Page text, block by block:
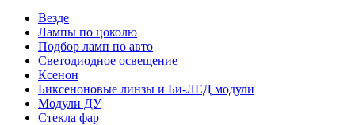
Везде
Лампы по цоколю
Подбор ламп по авто
Светодиодное освещение
Ксенон
Биксеноновые линзы и Би-ЛЕД модули
Модули ДУ
Стекла фар